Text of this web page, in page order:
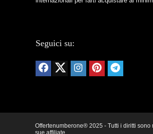
Seguici su:
Offertenumberone® 2025 - Tutti i diritti